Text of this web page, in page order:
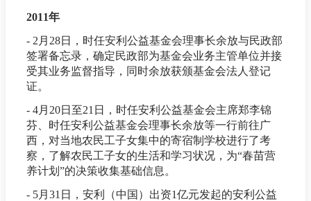
2011年
- 2月28日，时任安利公益基金会理事长余放与民政部
签署备忘录，确定民政部为基金会业务主管单位并接
受其业务监督指导，同时余放获颁基金会法人登记
证。
- 4月20日至21日，时任安利公益基金会主席郑李锦
芬、时任安利公益基金会理事长余放等一行前往广
西，对当地农民工子女集中的寄宿制学校进行了考
察，了解农民工子女的生活和学习状况，为“春苗营
养计划”的决策收集基础信息。
- 5月31日，安利（中国）出资1亿元发起的安利公益